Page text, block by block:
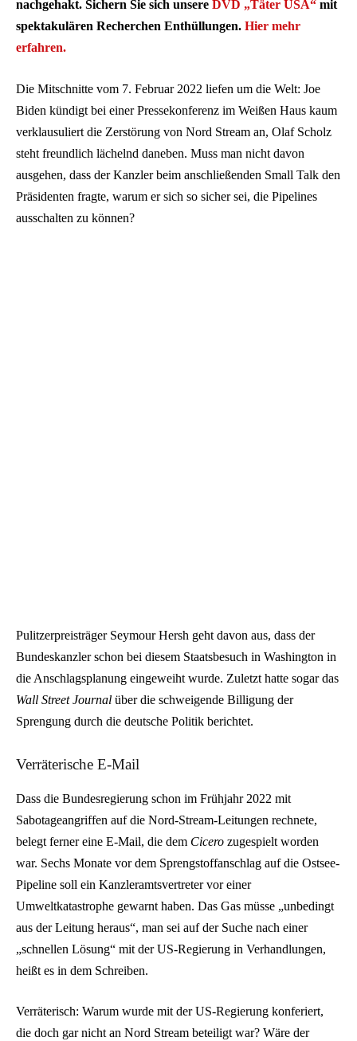
nachgehakt. Sichern Sie sich unsere DVD „Täter USA“ mit
spektakulären Recherchen Enthüllungen. Hier mehr
erfahren.
Die Mitschnitte vom 7. Februar 2022 liefen um die Welt: Joe
Biden kündigt bei einer Pressekonferenz im Weißen Haus kaum
verklausuliert die Zerstörung von Nord Stream an, Olaf Scholz
steht freundlich lächelnd daneben. Muss man nicht davon
ausgehen, dass der Kanzler beim anschließenden Small Talk den
Präsidenten fragte, warum er sich so sicher sei, die Pipelines
ausschalten zu können?
Pulitzerpreisträger Seymour Hersh geht davon aus, dass der
Bundeskanzler schon bei diesem Staatsbesuch in Washington in
die Anschlagsplanung eingeweiht wurde. Zuletzt hatte sogar das
Wall Street Journal über die schweigende Billigung der
Sprengung durch die deutsche Politik berichtet.
Verräterische E-Mail
Dass die Bundesregierung schon im Frühjahr 2022 mit
Sabotageangriffen auf die Nord-Stream-Leitungen rechnete,
belegt ferner eine E-Mail, die dem Cicero zugespielt worden
war. Sechs Monate vor dem Sprengstoffanschlag auf die Ostsee-
Pipeline soll ein Kanzleramtsvertreter vor einer
Umweltkatastrophe gewarnt haben. Das Gas müsse „unbedingt
aus der Leitung heraus“, man sei auf der Suche nach einer
„schnellen Lösung“ mit der US-Regierung in Verhandlungen,
heißt es in dem Schreiben.
Verräterisch: Warum wurde mit der US-Regierung konferiert,
die doch gar nicht an Nord Stream beteiligt war? Wäre der